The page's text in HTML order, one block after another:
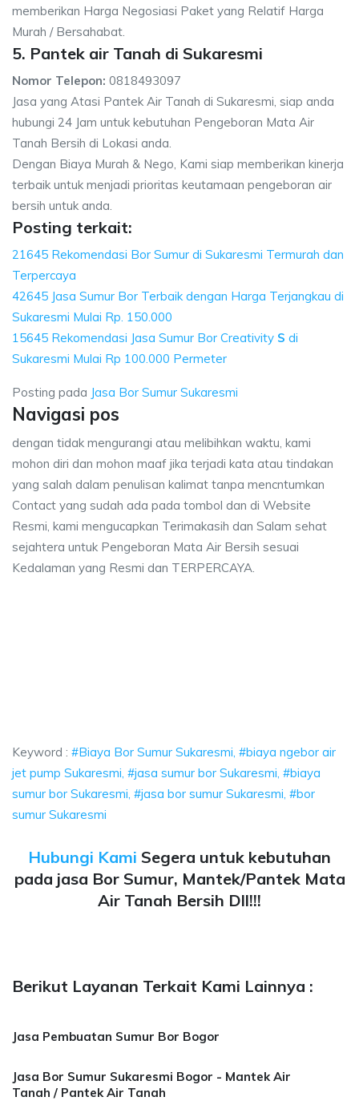
memberikan Harga Negosiasi Paket yang Relatif Harga
Murah / Bersahabat.
5. Pantek air Tanah di Sukaresmi
Nomor Telepon: 0818493097
Jasa yang Atasi Pantek Air Tanah di Sukaresmi, siap anda
hubungi 24 Jam untuk kebutuhan Pengeboran Mata Air
Tanah Bersih di Lokasi anda.
Dengan Biaya Murah & Nego, Kami siap memberikan kinerja
terbaik untuk menjadi prioritas keutamaan pengeboran air
bersih untuk anda.
Posting terkait:
21645 Rekomendasi Bor Sumur di Sukaresmi Termurah dan
Terpercaya
42645 Jasa Sumur Bor Terbaik dengan Harga Terjangkau di
Sukaresmi Mulai Rp. 150.000
15645 Rekomendasi Jasa Sumur Bor Creativity S di
Sukaresmi Mulai Rp 100.000 Permeter
Posting pada Jasa Bor Sumur Sukaresmi
Navigasi pos
dengan tidak mengurangi atau melibihkan waktu, kami
mohon diri dan mohon maaf jika terjadi kata atau tindakan
yang salah dalam penulisan kalimat tanpa mencntumkan
Contact yang sudah ada pada tombol dan di Website
Resmi, kami mengucapkan Terimakasih dan Salam sehat
sejahtera untuk Pengeboran Mata Air Bersih sesuai
Kedalaman yang Resmi dan TERPERCAYA.
Keyword : #Biaya Bor Sumur Sukaresmi, #biaya ngebor air
jet pump Sukaresmi, #jasa sumur bor Sukaresmi, #biaya
sumur bor Sukaresmi, #jasa bor sumur Sukaresmi, #bor
sumur Sukaresmi
Hubungi Kami Segera untuk kebutuhan
pada jasa Bor Sumur, Mantek/Pantek Mata
Air Tanah Bersih Dll!!!
Berikut Layanan Terkait Kami Lainnya :
Jasa Pembuatan Sumur Bor Bogor
Jasa Bor Sumur Sukaresmi Bogor - Mantek Air
Tanah / Pantek Air Tanah